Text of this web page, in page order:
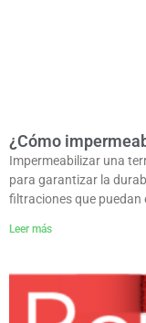
¿Cómo
Impermeabilizar una
para garantizar la
filtraciones que
Leer más